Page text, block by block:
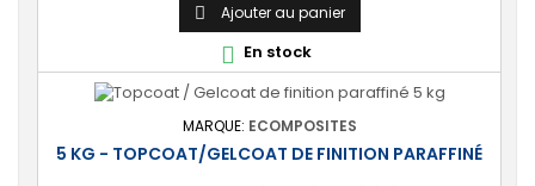
 Ajouter au panier
 En stock
MARQUE: ECOMPOSITES
5 KG - TOPCOAT/GELCOAT DE FINITION PARAFFINÉ